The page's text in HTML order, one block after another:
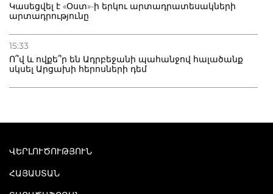
Կասեցվել է «Օստ»-ի երկու արտադրատեսակների
արտադրությունը
15:33
Ո՞վ և ովքե՞ր են Ադրբեջանի պահանջով հալածանք
սկսել Արցախի հերոսների դեմ
ՎԵՐԼՈՒԾՈՒԹՅՈՒՆ
ՀԱՅԱՍՏԱՆ